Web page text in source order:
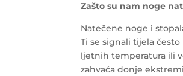
Zašto su nam noge
Natečene noge i
Ti se signali tijela
ljetnih temperatura ili
zahvaća donje